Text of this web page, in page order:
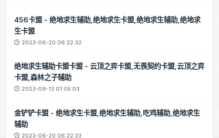
456卡盟 - 绝地求生辅助,绝地求生卡盟,绝地求生辅助,绝地求
生卡盟
2023-06-20 06:22:32
绝地求生辅助卡盟卡盟 - 云顶之弈卡盟,无畏契约卡盟,云顶之弈
卡盟,森林之子辅助
2023-09-13 01:05:03
金铲铲卡盟 - 绝地求生卡盟,绝地求生辅助,吃鸡辅助,绝地求生
辅助
2023-06-20 06:22:33